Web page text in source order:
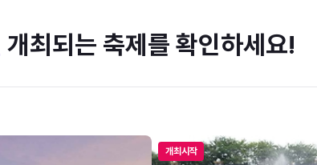
개최되는 축제를 확인하세요!
개최시작